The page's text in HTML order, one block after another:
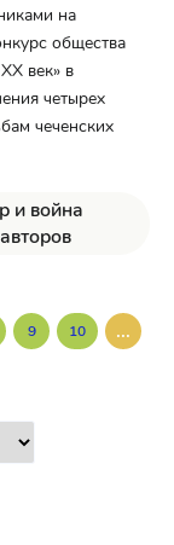
на
общества
век» в
четырех
чеченских
и война
9 10 ...